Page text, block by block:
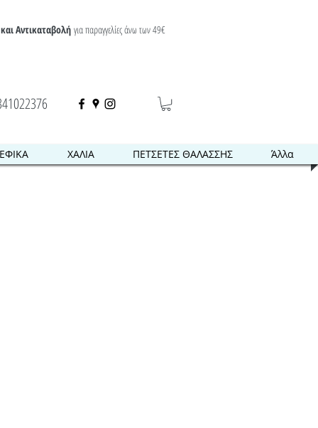
Αντικαταβολή για παραγγελίες άνω των 49€
ΧΑΛΙΑ ΠΕΤΣΕΤΕΣ ΘΑΛΑΣΣΗΣ Άλλα